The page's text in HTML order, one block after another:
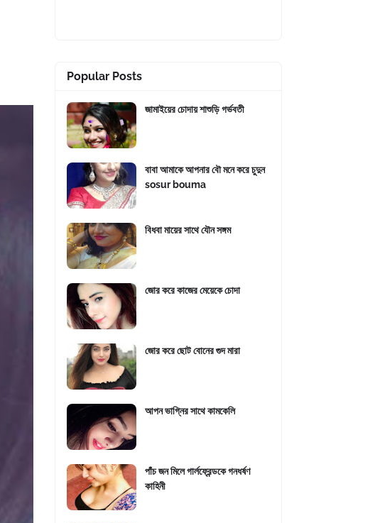
Popular Posts
জামাইয়ের চোদায় শাশুড়ি গর্ভবতী
বাবা আমাকে আপনার বৌ মনে করে চুদুন
sosur bouma
বিধবা মায়ের সাথে যৌন সঙ্গম
জোর করে কাজের মেয়েকে চোদা
জোর করে ছোট বোনের গুদ মারা
আপন ভাগ্নির সাথে কামকেলি
পাঁচ জন মিলে গার্লফ্রেন্ডকে গনধর্ষণ
কাহিনী